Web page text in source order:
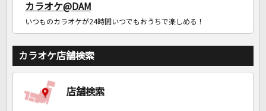
カラオケ@DAM
いつものカラオケが24時間いつでもおうちで楽しめる！
カラオケ店舗検索
店舗検索